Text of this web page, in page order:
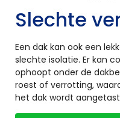
Slechte
Een dak kan ook een
slechte isolatie. Er kan
ophoopt onder de
roest of verrotting,
het dak wordt